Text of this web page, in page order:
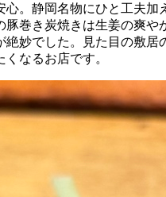
心。静岡名物にひと工夫加
豚巻き炭焼きは生姜の爽や
絶妙でした。見た目の敷居
なるお店です。